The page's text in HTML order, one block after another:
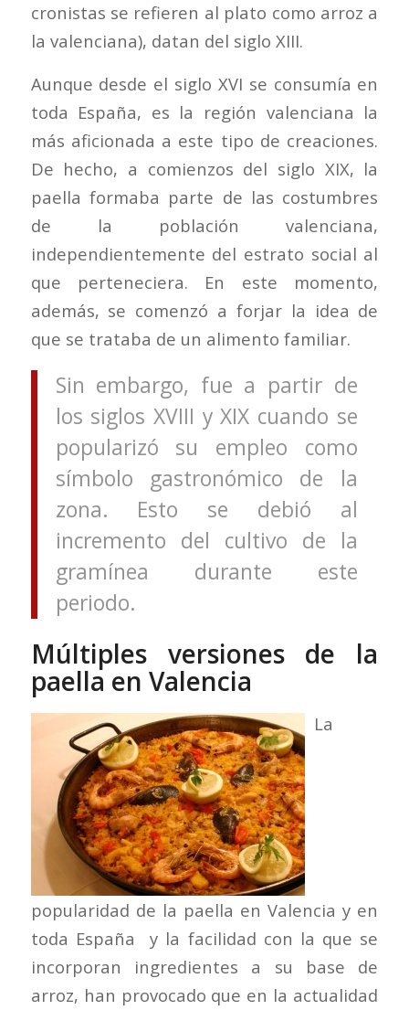
cronistas se refieren al plato como arroz a
la valenciana), datan del siglo XIII.
Aunque desde el siglo XVI se consumía en
toda España, es la región valenciana la
más aficionada a este tipo de creaciones.
De hecho, a comienzos del siglo XIX, la
paella formaba parte de las costumbres
de la población valenciana,
independientemente del estrato social al
que perteneciera. En este momento,
además, se comenzó a forjar la idea de
que se trataba de un alimento familiar.
Sin embargo, fue a partir de
los siglos XVIII y XIX cuando se
popularizó su empleo como
símbolo gastronómico de la
zona. Esto se debió al
incremento del cultivo de la
gramínea durante este
periodo.
Múltiples versiones de la
paella en Valencia
La
popularidad de la paella en Valencia y en
toda España y la facilidad con la que se
incorporan ingredientes a su base de
arroz, han provocado que en la actualidad